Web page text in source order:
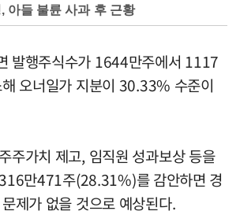
아들 불륜 사과 후 근황
발행주식수가 1644만주에서 1117
오너일가 지분이 30.33% 수준이
주가치 제고, 임직원 성과보상 등을
만471주(28.31%)를 감안하면 경
제가 없을 것으로 예상된다.